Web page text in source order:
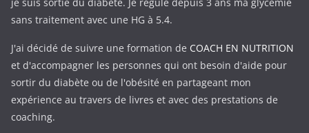
sans traitement avec une HG à 5.4.
J'ai décidé de suivre une formation de COACH EN NUTRITION
et d'accompagner les personnes qui ont besoin d'aide pour
sortir du diabète ou de l'obésité en partageant mon
expérience au travers de livres et avec des prestations de
coaching.